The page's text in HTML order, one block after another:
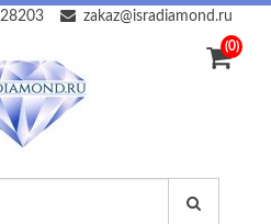
zakaz@isradiamond.ru
(0)